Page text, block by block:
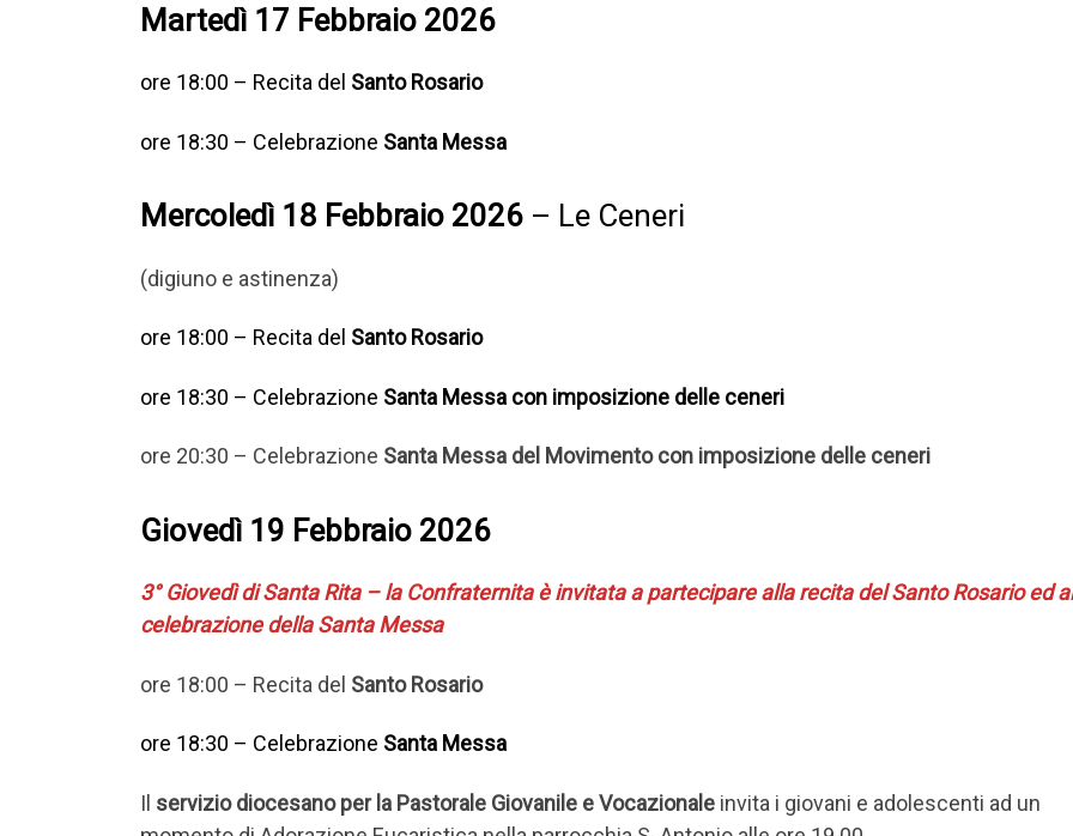
Martedì 17 Febbraio 2026
ore 18:00 – Recita del Santo Rosario
ore 18:30 – Celebrazione Santa Messa
Mercoledì 18 Febbraio 2026 – Le Ceneri
(digiuno e astinenza)
ore 18:00 – Recita del Santo Rosario
ore 18:30 – Celebrazione Santa Messa con imposizione delle ceneri
ore 20:30 – Celebrazione Santa Messa del Movimento con imposizione delle ceneri
Giovedì 19 Febbraio 2026
3° Giovedì di Santa Rita – la Confraternita è invitata a partecipare alla recita del Santo Rosario ed
celebrazione della Santa Messa
ore 18:00 – Recita del Santo Rosario
ore 18:30 – Celebrazione Santa Messa
Il servizio diocesano per la Pastorale Giovanile e Vocazionale invita i giovani e adolescenti ad un